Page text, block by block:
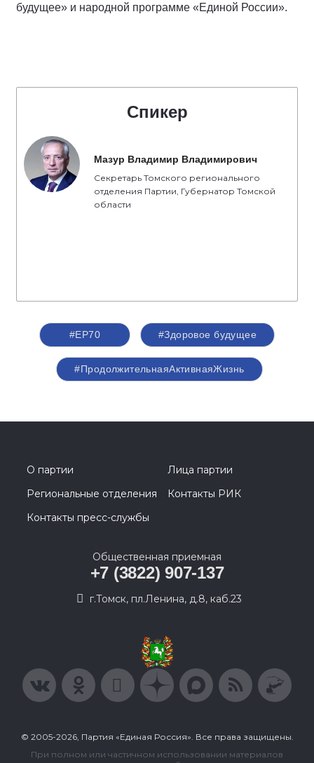
будущее» и народной программе «Единой России».
Спикер
Мазур Владимир Владимирович
Секретарь Томского регионального
отделения Партии, Губернатор Томской
области
#ЕР70 #Здоровое будущее
#ПродолжительнаяАктивнаяЖизнь
О партии
Лица партии
Региональные отделения
Контакты РИК
Контакты пресс-службы
Общественная приемная
+7 (3822) 907-137
г.Томск, пл.Ленина, д.8, каб.23
© 2005-2026, Партия «Единая Россия». Все права защищены.
При полном или частичном использовании материалов